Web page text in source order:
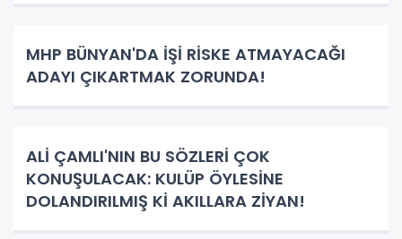
MHP BÜNYAN'DA İŞİ RİSKE ATMAYACAĞI
ADAYI ÇIKARTMAK ZORUNDA!
ALİ ÇAMLI'NIN BU SÖZLERİ ÇOK
KONUŞULACAK: KULÜP ÖYLESİNE
DOLANDIRILMIŞ Kİ AKILLARA ZİYAN!